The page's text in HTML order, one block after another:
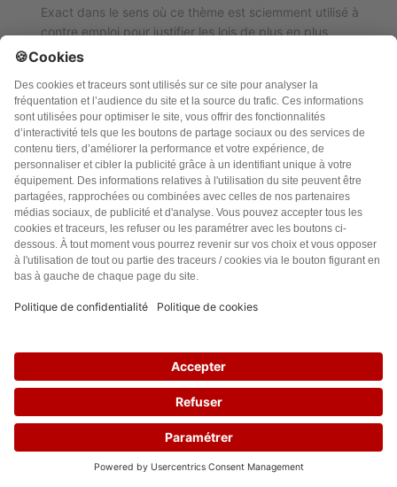
Exact dans le sens où ce thème est sciemment utilisé à
contre emploi pour justifier les lois de plus en plus
liberticides et les taxations de plus en plus exorbitantes,
plus grands exploiteurs et destructeurs de la planète.
Mais les médias sont à 99% aux mains de ces membres
de l’ultra libéralisme, qui n’est rien d’autre qu’une nouvelle
forme de féodalisme, ou les sAigneurs ont tous les droits
et libertés, face à des populations réduites à
l’impuissance…
Reste que le problème global (climatique, écologique,
surpopulation, social etc) est concret.
Mais ceux qui en sont responsables en tirent encore plus
de bénéfices et de pouvoir…
0 Répondre
Louna 2 années il y a
Enfin quelqu’un de positif qui cherche des solutions
efficaces en tenant compte de tous les paramètres
essentiels.
Quelqu’un qui sait les mettre en œuvre aussi et qui n’a
pas peur de revenir en arrière s’il est dans l’erreur (huile